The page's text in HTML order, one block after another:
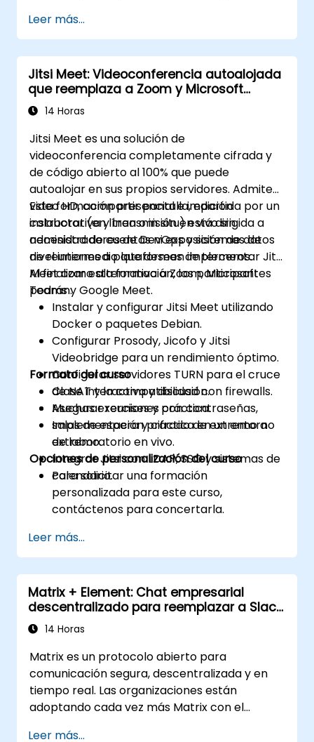
Ejecutar aplicaciones de terceros
guardadas como gráficos de Helm.
Gestionar lanzamientos de paquetes
Helm.
Leer más...
Jitsi Meet: Videoconferencia autoalojada
que reemplaza a Zoom y Microsoft
Teams14 Horas
Jitsi Meet es una solución de
videoconferencia completamente cifrada y
de código abierto al 100% que puede
autoalojar en sus propios servidores. Admite
video HD, compartir pantalla, edición
colaborativa y transmisión en vivo sin
necesidad de cuentas ni exposición de datos
de reuniones a plataformas de terceros.
Esta formación presencial e impartida por un
instructor (en línea o in situ) está dirigida a
administradores de DevOps y sistemas de
nivel intermedio que deseen implementar Jitsi
Meet como alternativa a Zoom, Microsoft
Teams y Google Meet.
Al finalizar esta formación, los participantes
podrán:
Instalar y configurar Jitsi Meet utilizando
Docker o paquetes Debian.
Configurar Prosody, Jicofo y Jitsi
Videobridge para un rendimiento óptimo.
Configurar servidores TURN para el cruce
de NAT y la compatibilidad con firewalls.
Asegurar reuniones con contraseñas,
salas de espera y cifrado de extremo a
extremo.
Integrar Jitsi con LDAP, SSO y sistemas de
calendario.
Formato del curso
Clase interactiva y discusión.
Muchas exercises y práctica.
Implementación práctica en un entorno
de laboratorio en vivo.
Opciones de personalización del curso
Para solicitar una formación
personalizada para este curso,
contáctenos para concertarla.
Leer más...
Matrix + Element: Chat empresarial
descentralizado para reemplazar a Slack
y Teams
14 Horas
Matrix es un protocolo abierto para
comunicación segura, descentralizada y en
tiempo real. Las organizaciones están
adoptando cada vez más Matrix con el
Leer más...